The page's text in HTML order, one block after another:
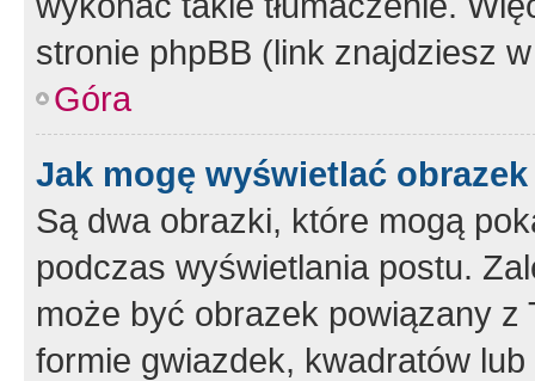
stronie phpBB (link znajdziesz
Góra
Jak mogę wyświetlać
Są dwa obrazki, które mogą
podczas wyświetlania postu.
może być obrazek powiązany z
formie gwiazdek, kwadratów